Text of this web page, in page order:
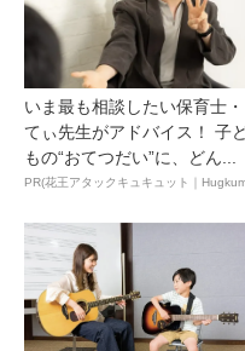
いま最も相談したい保育士・
てぃ先生がアドバイス！ 子
もの“おてつだい”に、どん...
PR(花王アタックキュキュット｜